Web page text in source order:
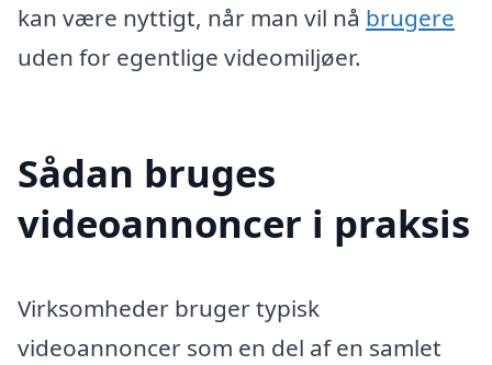
kan være nyttigt, når man vil nå brugere
uden for egentlige videomiljøer.
Sådan bruges
videoannoncer i praksis
Virksomheder bruger typisk
videoannoncer som en del af en samlet